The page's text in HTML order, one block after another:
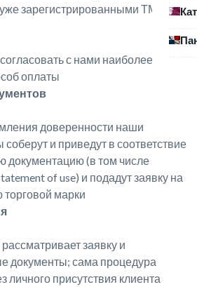
зарегистрированными ТМ
с нами наиболее
оплаты
доверенности наши
и приведут в соответствие
документацию (в том числе
of use) и подадут заявку на
торговой марки
заявку и
документы; сама процедура
личного присутствия клиента